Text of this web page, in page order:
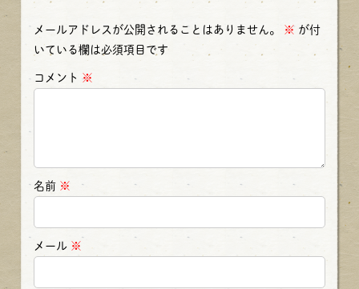
メールアドレスが公開されることはありません。 ※ が付
いている欄は必須項目です
コメント※
名前 ※
メール ※